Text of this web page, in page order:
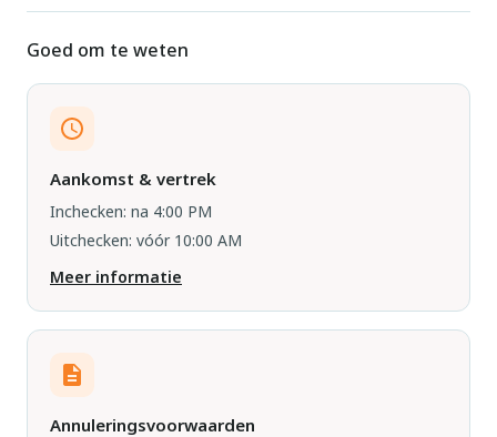
Goed om te weten
Aankomst & vertrek
Inchecken: na 4:00 PM
Uitchecken: vóór 10:00 AM
Meer informatie
Annuleringsvoorwaarden